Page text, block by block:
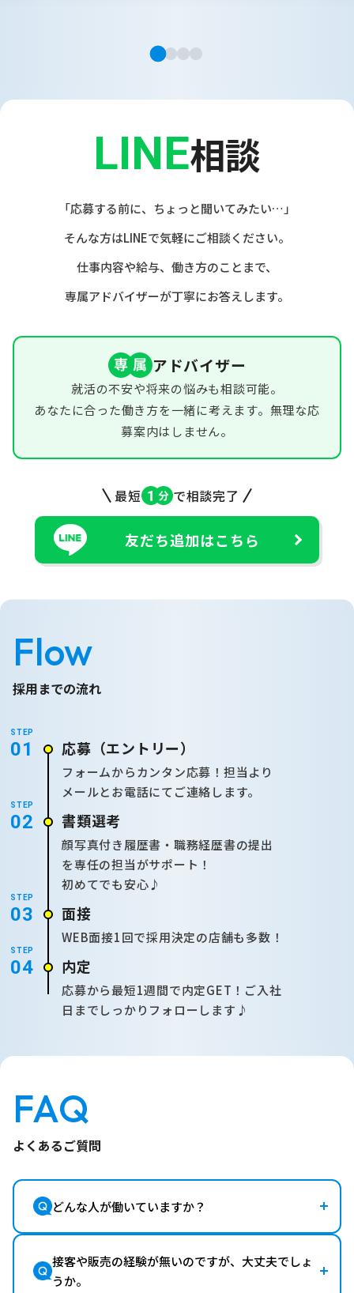
LINE相談
「応募する前に、ちょっと聞いてみたい…」
そんな方はLINEで気軽にご相談ください。
仕事内容や給与、働き方のことまで、
専属アドバイザーが丁寧にお答えします。
アドバイザー
就活の不安や将来の悩みも相談可能。
あなたに合った働き方を一緒に考えます。無理な応
募案内はしません。
最短 で相談完了
友だち追加はこちら
Flow
採用までの流れ
STEP
01 応募 （エントリー）
フォームからカンタン応募！担当より
メールとお電話にてご連絡します。
STEP
02 書類選考
顔写真付き履歴書・職務経歴書の提出
を専任の担当がサポート！
初めてでも安心♪
STEP
03 面接
WEB面接1回で採用決定の店舗も多数！
STEP
04 内定
応募から最短1週間で内定GET！ご入社
日までしっかりフォローします♪
FAQ
よくあるご質問
どんな人が働いていますか？
接客や販売の経験が無いのですが、大丈夫でしょ
うか。